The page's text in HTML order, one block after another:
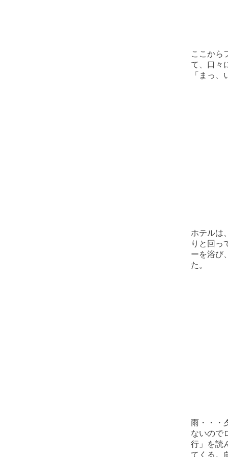
ここから
て、口々
「まっ
ホテルは
りと回っ
ーを浴び
た。
雨・・・
ないので
行」を読
てくる。